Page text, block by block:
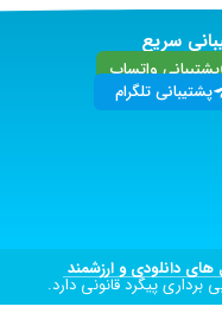
سریع
پشتیبانی واتساپ
پشتیبانی تلگرام
دانلودی و ارزشمند
پیگرد قانونی دارد.